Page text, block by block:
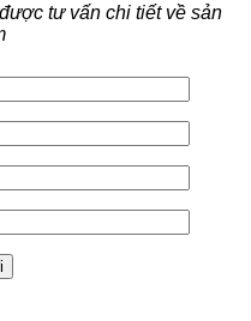
tư vấn chi tiết về sản